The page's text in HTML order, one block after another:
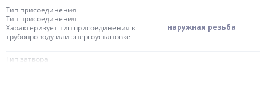
Тип присоединения
Тип присоединения
Характеризует тип присоединения к
трубопроводу или энергоустановке
наружная резьба
Тип затвора